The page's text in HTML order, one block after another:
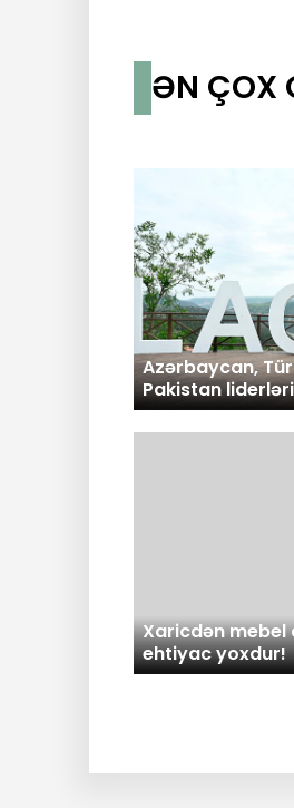
ƏN ÇOX
Azərbaycan,
Pakistan
Xaricdən mebel
ehtiyac yoxdur!